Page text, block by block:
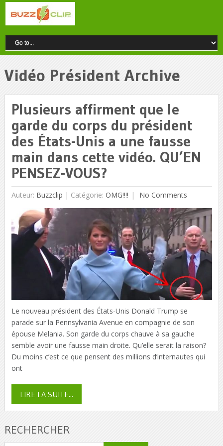
Vidéo Président Archive
Plusieurs affirment que le
garde du corps du président
des États-Unis a une fausse
main dans cette vidéo. QU’EN
PENSEZ-VOUS?
Auteur: Buzzclip | Catégorie: OMG!!!! No Comments
Le nouveau président des États-Unis Donald Trump se
parade sur la Pennsylvania Avenue en compagnie de son
épouse Melania. Son garde du corps chauve à sa gauche
semble avoir une fausse main droite. Qu’elle serait la raison?
Du moins c’est ce que pensent des millions d’internautes qui
ont
LIRE LA SUITE...
RECHERCHER